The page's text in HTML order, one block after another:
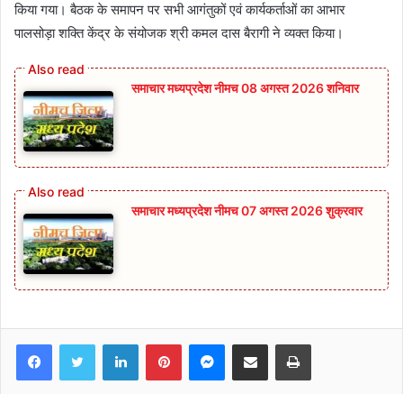
किया गया। बैठक के समापन पर सभी आगंतुकों एवं कार्यकर्ताओं का आभार
पालसोड़ा शक्ति केंद्र के संयोजक श्री कमल दास बैरागी ने व्यक्त किया।
समाचार मध्यप्रदेश नीमच 08 अगस्त 2026 शनिवार
समाचार मध्यप्रदेश नीमच 07 अगस्त 2026 शुक्रवार
FacebookTwitter LinkedInPinterestMessenger
Share via Email Print